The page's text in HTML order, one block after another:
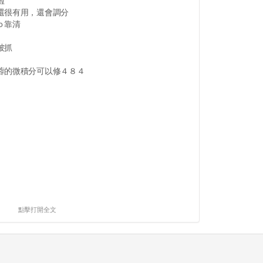
很有用，還會調分
靠清
抓
的微積分可以修４８４
點擊打開全文